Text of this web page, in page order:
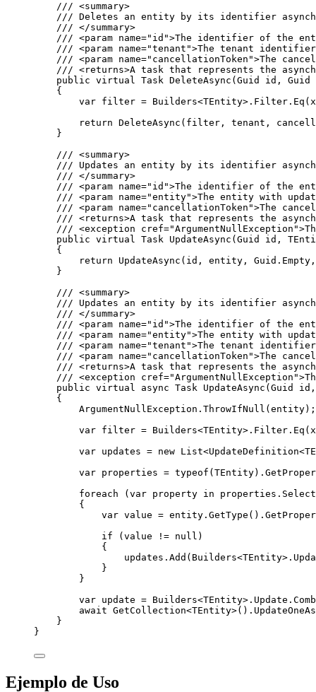
/// <summary>
/// Deletes an entity by its identifier
/// </summary>
/// <param name=" id ">The identifier of the
/// <param name="tenant ">The tenant
/// <param name=" cancellationToken ">The
/// <returns>A task that represents the
public virtual Task DeleteAsync (Guid id, Guid
{
var filter = Builders<TEntity> . Filter . Eq
return DeleteAsync (filter, tenant,
}
/// <summary>
/// Updates an entity by its identifier
/// </summary>
/// <param name=" id ">The identifier of the
/// <param name="entity">The entity with
/// <param name=" cancellationToken ">The
/// <returns>A task that represents the
/// <exception cref="ArgumentNullException ">
public virtual Task UpdateAsync (Guid id,
{
return
UpdateAsync (id, entity, Guid . Empty
}
/// <summary>
/// Updates an entity by its identifier
/// </summary>
/// <param name=" id ">The identifier of the
/// <param name="entity">The entity with
/// <param name="tenant ">The tenant
/// <param name=" cancellationToken ">The
/// <returns>A task that represents the
/// <exception cref="ArgumentNullException ">
public virtual async Task UpdateAsync (Guid
{
ArgumentNullException . ThrowIfNull (entity);
var filter = Builders<TEntity> . Filter . Eq
var updates = new
var properties = typeof (TEntity) .
foreach ( var property in properties . Select
{
var value = entity . GetType () .
if ( value != null )
{
updates . Add ( Builders<TEntity> .
}
}
var update = Builders<TEntity> . Update .
await GetCollection<TEntity>() .
}
}
Ejemplo de Uso